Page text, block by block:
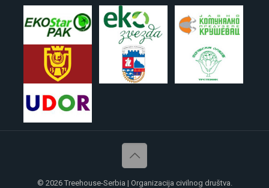
© 2026 Treehouse-Serbia | Organizacija civilnog društva.